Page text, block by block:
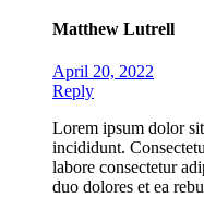
Matthew Lutrell
April 20, 2022
Reply
Lorem ipsum dolor
incididunt.
labore consectetur
duo dolores et ea